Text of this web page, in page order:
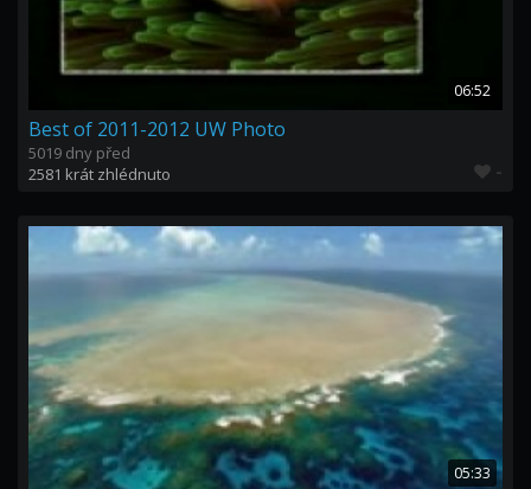
06:52
Best of 2011-2012 UW Photo
5019 dny před
2581 krát zhlédnuto
-
05:33